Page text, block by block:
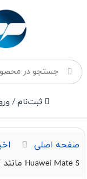
ثبت‌نام /
صفحه اصلی
Huawei Mate S مانند ترازو عمل می کند!